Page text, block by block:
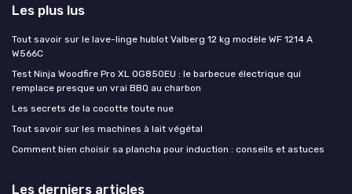
Les plus lus
Tout savoir sur le lave-linge hublot Valberg 12 kg modèle WF 1214 A
W566C
Test Ninja Woodfire Pro XL OG850EU : le barbecue électrique qui
remplace presque un vrai BBQ au charbon
Les secrets de la cocotte toute nue
Tout savoir sur les machines à lait végétal
Comment bien choisir sa plancha pour induction : conseils et astuces
Les derniers articles